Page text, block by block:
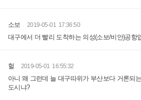
소보 2019-05-01 17:36:50
대구에서 더 빨리 도착하는 의성(소보/비안)공항
헐 2019-05-01 16:55:32
아니 왜 그런데 늘 대구따위가 부산보다 거론되
도시냐?